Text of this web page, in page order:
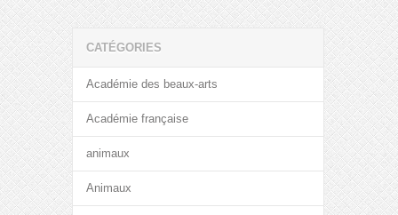
CATÉGORIES
Académie des beaux-arts
Académie française
animaux
Animaux